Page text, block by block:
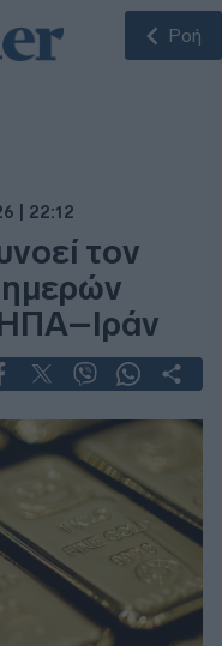
Ροή
| 22:12
τον